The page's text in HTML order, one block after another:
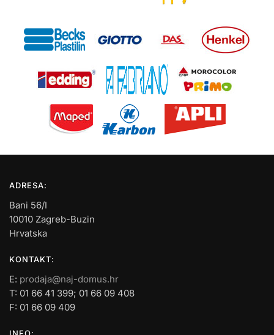
ADRESA:
Bani 56/I
10010 Zagreb-Buzin
Hrvatska
KONTAKT:
E: prodaja@naj-domus.hr
T: 01 66 41 399; 01 66 09 408
F: 01 66 09 409